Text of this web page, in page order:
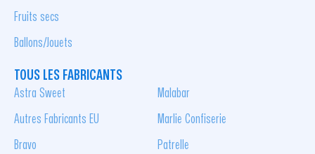
Fruits secs
Ballons/Jouets
TOUS LES FABRICANTS
Astra Sweet
Autres Fabricants EU
Bravo
Malabar
Marlie Confiserie
Patrelle